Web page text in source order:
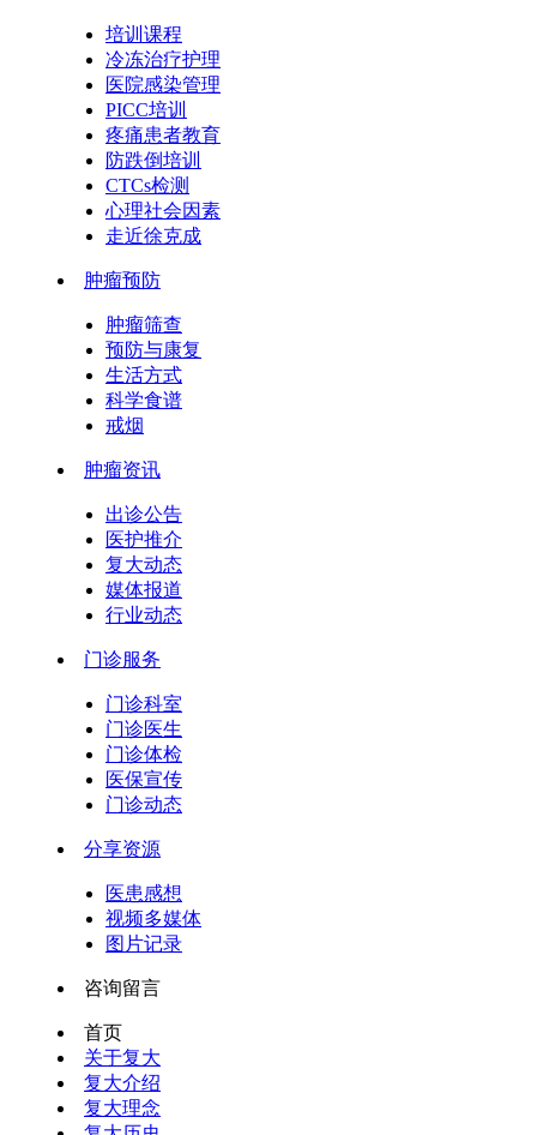
培训课程
冷冻治疗护理
医院感染管理
PICC培训
疼痛患者教育
防跌倒培训
CTCs检测
心理社会因素
走近徐克成
肿瘤预防
肿瘤筛查
预防与康复
生活方式
科学食谱
戒烟
肿瘤资讯
出诊公告
医护推介
复大动态
媒体报道
行业动态
门诊服务
门诊科室
门诊医生
门诊体检
医保宣传
门诊动态
分享资源
医患感想
视频多媒体
图片记录
咨询留言
首页
关于复大
复大介绍
复大理念